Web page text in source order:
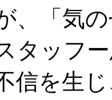
、「気
タッフ
信を生